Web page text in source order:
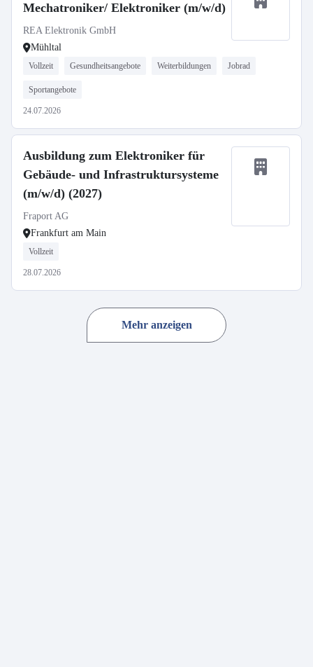
Mechatroniker/ Elektroniker (m/w/d)
REA Elektronik GmbH
Mühltal
Vollzeit Gesundheitsangebote Weiterbildungen Jobrad
Sportangebote
24.07.2026
Ausbildung zum Elektroniker für
Gebäude- und Infrastruktursysteme
(m/w/d) (2027)
Fraport AG
Frankfurt am Main
Vollzeit
28.07.2026
Mehr anzeigen